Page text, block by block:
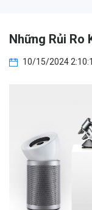
Những Rủi Ro
10/15/2024